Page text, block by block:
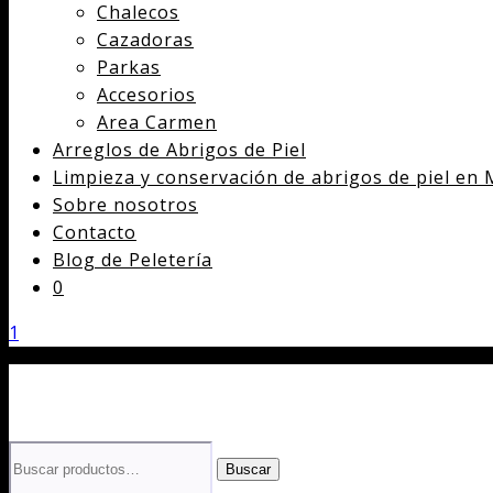
Chalecos
Cazadoras
Parkas
Accesorios
Area Carmen
Arreglos de Abrigos de Piel
Limpieza y conservación de abrigos de piel en
Sobre nosotros
Contacto
Blog de Peletería
0
1
por:
Buscar